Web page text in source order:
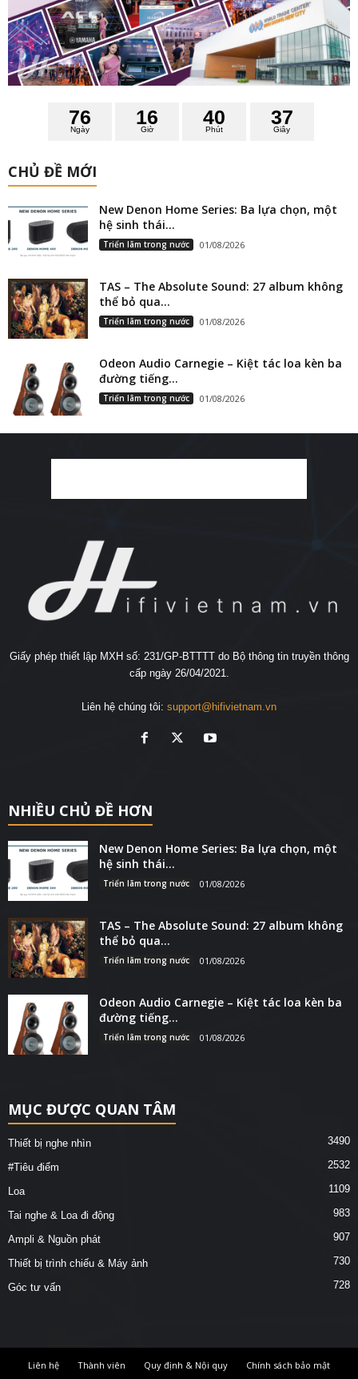
Ngày
76
Giờ
16
Phút
40
Giây
36
7
CHỦ ĐỀ MỚI
New Denon Home Series: Ba lựa chọn, một
hệ sinh thái...
Triển lãm trong nước 01/08/2026
TAS – The Absolute Sound: 27 album không
thể bỏ qua...
Triển lãm trong nước 01/08/2026
Odeon Audio Carnegie – Kiệt tác loa kèn ba
đường tiếng...
Triển lãm trong nước 01/08/2026
Giấy phép thiết lập MXH số: 231/GP-BTTTT do Bộ thông tin truyền thông
cấp ngày 26/04/2021.
Liên hệ chúng tôi: support@hifivietnam.vn
NHIỀU CHỦ ĐỀ HƠN
New Denon Home Series: Ba lựa chọn, một
hệ sinh thái...
Triển lãm trong nước 01/08/2026
TAS – The Absolute Sound: 27 album không
thể bỏ qua...
Triển lãm trong nước 01/08/2026
Odeon Audio Carnegie – Kiệt tác loa kèn ba
đường tiếng...
Triển lãm trong nước 01/08/2026
MỤC ĐƯỢC QUAN TÂM
Thiết bị nghe nhìn 3490
#Tiêu điểm 2532
Loa 1109
Tai nghe & Loa đi động 983
Ampli & Nguồn phát 907
Thiết bị trình chiếu & Máy ảnh 730
Góc tư vấn 728
Liên hệ Thành viên Quy định & Nội quy
Chính sách bảo mật